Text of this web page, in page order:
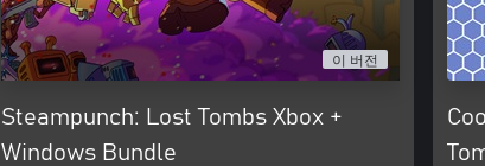
이 버전
Steampunch: Lost Tombs Xbox +
Windows Bundle